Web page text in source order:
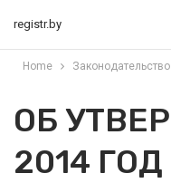
registr.by
Home Законодательство
ОБ
2014